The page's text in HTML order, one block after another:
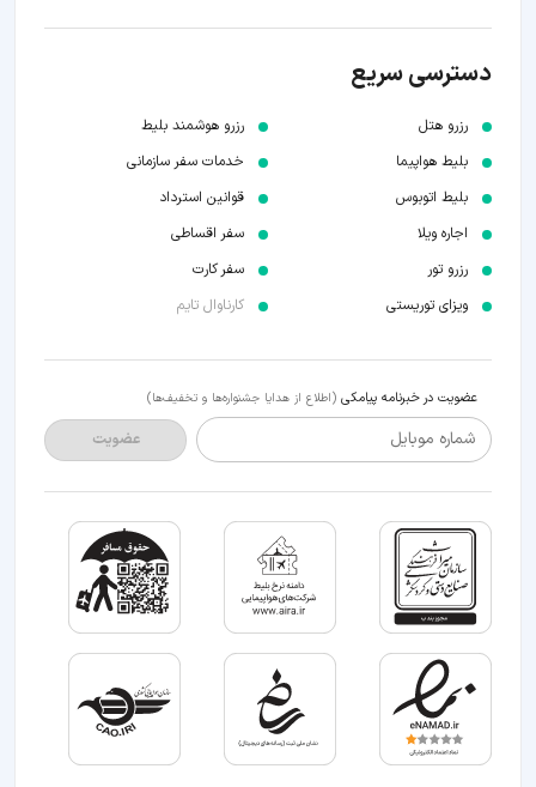
دسترسی سریع
رزرو هتل
بلیط هواپیما
بلیط اتوبوس
اجاره ویلا
رزرو تور
ویزای توریستی
رزرو هوشمند بلیط
خدمات سفر سازمانی
قوانین استرداد
سفر اقساطی
سفر کارت
کارناوال تایم
عضویت در خبرنامه پیامکی (اطلاع از هدایا جشنواره‌ها و تخفیف‌ها)
شماره موبایل عضویت